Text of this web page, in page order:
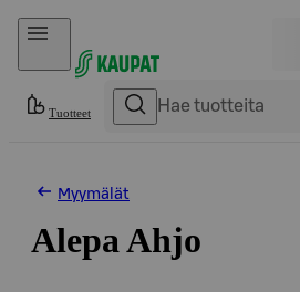
Hyppää sisältöön
Tuotteet
Myymälät
Alepa Ahjo